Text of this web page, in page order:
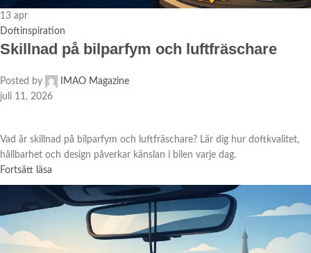
13 apr
Doftinspiration
Skillnad på bilparfym och luftfräschare
Posted by
IMAO Magazine
juli 11, 2026
Vad är skillnad på bilparfym och luftfräschare? Lär dig hur doftkvalitet,
hållbarhet och design påverkar känslan i bilen varje dag.
Fortsätt läsa